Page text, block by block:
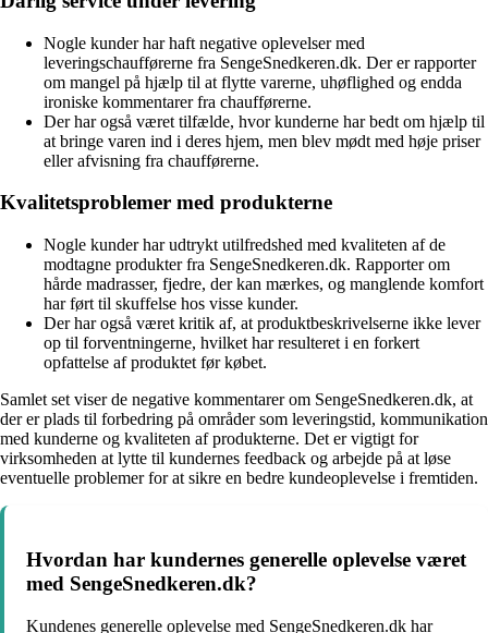
Nogle kunder har haft negative oplevelser med
leveringschaufførerne fra SengeSnedkeren.dk. Der er rapporter
om mangel på hjælp til at flytte varerne, uhøflighed og endda
ironiske kommentarer fra chaufførerne.
Der har også været tilfælde, hvor kunderne har bedt om hjælp til
at bringe varen ind i deres hjem, men blev mødt med høje priser
eller afvisning fra chaufførerne.
Kvalitetsproblemer med produkterne
Nogle kunder har udtrykt utilfredshed med kvaliteten af de
modtagne produkter fra SengeSnedkeren.dk. Rapporter om
hårde madrasser, fjedre, der kan mærkes, og manglende komfort
har ført til skuffelse hos visse kunder.
Der har også været kritik af, at produktbeskrivelserne ikke lever
op til forventningerne, hvilket har resulteret i en forkert
opfattelse af produktet før købet.
Samlet set viser de negative kommentarer om SengeSnedkeren.dk, at
der er plads til forbedring på områder som leveringstid, kommunikation
med kunderne og kvaliteten af produkterne. Det er vigtigt for
virksomheden at lytte til kundernes feedback og arbejde på at løse
eventuelle problemer for at sikre en bedre kundeoplevelse i fremtiden.
Hvordan har kundernes generelle oplevelse været
med SengeSnedkeren.dk?
Kundenes generelle oplevelse med SengeSnedkeren.dk har